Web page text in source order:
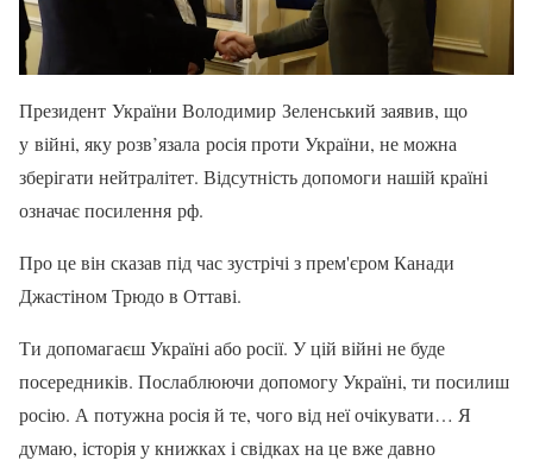
Президент України Володимир Зеленський заявив, що
у війні, яку розв’язала росія проти України, не можна
зберігати нейтралітет. Відсутність допомоги нашій країні
означає посилення рф.
Про це він сказав під час зустрічі з прем'єром Канади
Джастіном Трюдо в Оттаві.
Ти допомагаєш Україні або росії. У цій війні не буде
посередників. Послаблюючи допомогу Україні, ти посилиш
росію. А потужна росія й те, чого від неї очікувати… Я
думаю, історія у книжках і свідках на це вже давно